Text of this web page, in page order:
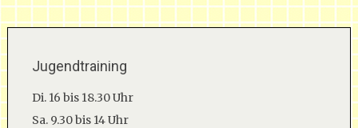
Jugendtraining
Di. 16 bis 18.30 Uhr
Sa. 9.30 bis 14 Uhr